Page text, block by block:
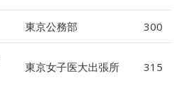
東京公務部 300
東京女子医大出張所 315